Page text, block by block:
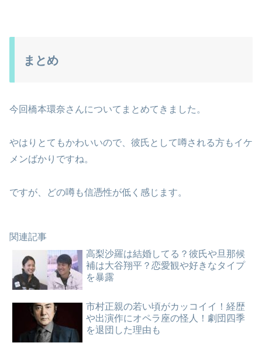
まとめ
今回橋本環奈さんについてまとめてきました。
やはりとてもかわいいので、彼氏として噂される方もイケ
メンばかりですね。
ですが、どの噂も信憑性が低く感じます。
関連記事
高梨沙羅は結婚してる？彼氏や旦那候
補は大谷翔平？恋愛観や好きなタイプ
を暴露
市村正親の若い頃がカッコイイ！経歴
や出演作にオペラ座の怪人！劇団四季
を退団した理由も